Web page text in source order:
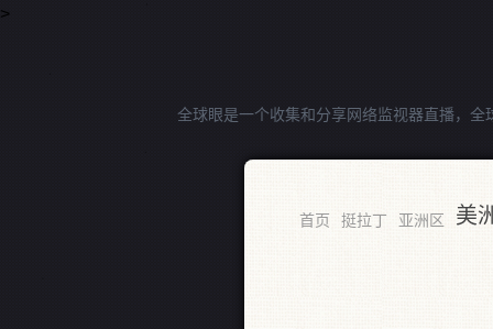
>
全球眼是一个收集和分享网络监视器直播，
首页 挺拉丁 亚洲区 美